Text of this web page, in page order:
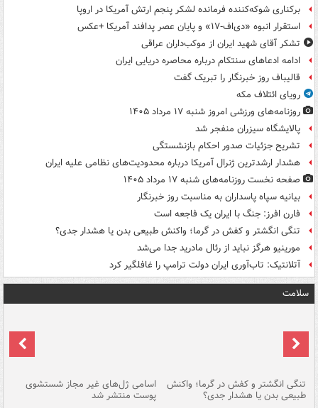
برکناری شوکه‌کننده فرمانده لشکر پنجم ارتش آمریکا در اروپا
استقرار انبوه «دی‌اف‑۱۷» و پایان عصر پدافند آمریکا +عکس
تشکر آقای شهید ایران از موکب‌داران عراقی
ادامه ادعاهای سنتکام درباره محاصره دریایی ایران
قالیباف روز خبرنگار را تبریک گفت
رویای ائتلاف مکه
روزنامه‌های ورزشی امروز ‌شنبه ۱۷ مرداد ۱۴۰۵
پالایشگاه سیزران منفجر شد
تشریح جزئیات صدور احکام بازنشستگی
هشدار ارشدترین ژنرال آمریکا درباره محدودیت‌های نظامی علیه ایران
صفحه نخست روزنامه‌های شنبه ۱۷ مرداد ۱۴۰۵
بیانیه سپاه پاسداران به مناسبت روز خبرنگار
فارن افرز: جنگ با ایران یک فاجعه است
تنگی انگشتر و کفش در گرما؛ واکنش طبیعی بدن یا هشدار جدی؟
مورینیو هرگز نباید از رئال مادرید جدا می‌شد
آتلانتیک: تاب‌آوری ایران دولت ترامپ را غافلگیر کرد
سلامت
تنگی انگشتر و کفش در گرما؛ واکنش
طبیعی بدن یا هشدار جدی؟
اسامی ژل‌های غیر مجاز شستشوی
پوست منتشر شد